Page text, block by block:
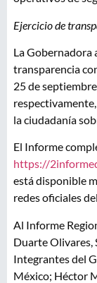
Ejercicio de
La Gobernadora
transparencia
25 de
la ciudadanía
El Informe
https://
está disponible
redes oficiales
Al Informe
Duarte Olivares,
Integrantes del
México; Héctor